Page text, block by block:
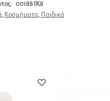
00188 IK8
, Κοσμήματα, Παιδικά